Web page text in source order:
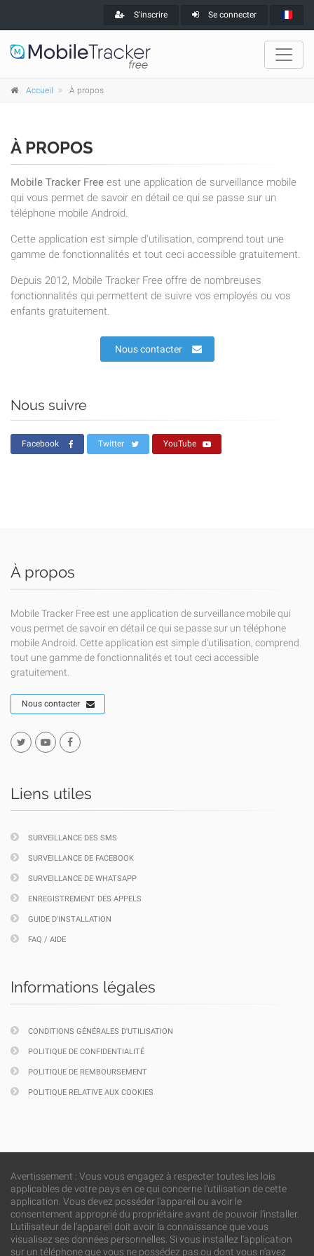
S'inscrire Se connecter
Accueil À propos
À PROPOS
Mobile Tracker Free est une application de surveillance mobile
qui vous permet de savoir en détail ce qui se passe sur un
téléphone mobile Android.
Cette application est simple d'utilisation, comprend tout une
gamme de fonctionnalités et tout ceci accessible gratuitement.
Depuis 2012, Mobile Tracker Free offre de nombreuses
fonctionnalités qui permettent de suivre vos employés ou vos
enfants gratuitement.
Nous contacter
Nous suivre
Facebook Twitter YouTube
À propos
Mobile Tracker Free est une application de surveillance mobile qui
vous permet de savoir en détail ce qui se passe sur un téléphone
mobile Android. Cette application est simple d'utilisation, comprend
tout une gamme de fonctionnalités et tout ceci accessible
gratuitement.
Nous contacter
Liens utiles
SURVEILLANCE DES SMS
SURVEILLANCE DE FACEBOOK
SURVEILLANCE DE WHATSAPP
ENREGISTREMENT DES APPELS
GUIDE D'INSTALLATION
FAQ / AIDE
Informations légales
CONDITIONS GÉNÉRALES D'UTILISATION
POLITIQUE DE CONFIDENTIALITÉ
POLITIQUE DE REMBOURSEMENT
POLITIQUE RELATIVE AUX COOKIES
Avertissement : Vous vous engagez à respecter toutes les lois
applicables de votre pays en ce qui concerne l'utilisation de cette
application. Vous devez posséder l'appareil ou avoir le
consentement approprié du propriétaire avant de pouvoir l'installer.
L'utilisateur de l'appareil doit avoir la connaissance que vous
visualisez ses données personnelles. Si vous installez l'application
sur un téléphone que vous ne possédez pas ou dont vous n'avez